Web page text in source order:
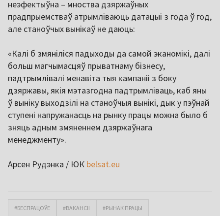
неэфектыўна – мноства дзяржаўных
прадпрыемстваў атрымліваюць датацыі з года ў год,
але станоўчых вынікаў не даюць:
«Калі б змяніліся падыходы да самой эканомікі, далі
больш магчымасцяў прыватнаму бізнесу,
падтрымлівалі менавіта тыя кампаніі з боку
дзяржавы, якія мэтазгодна падтрымліваць, каб яны
ў выніку выходзілі на станоўчыя вынікі, дык у пэўнай
ступені напружанасць на рынку працы можна было б
зняць адным змяненнем дзяржаўнага
менеджменту».
Арсен Рудэнка / ЮК belsat.eu
#БЕСПРАЦОЎЕ #ВАКАНСІІ #РЫНАК ПРАЦЫ